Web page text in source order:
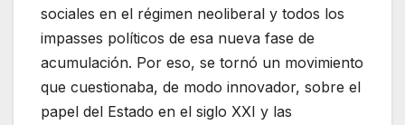
sociales en el régimen neoliberal y todos los
impasses políticos de esa nueva fase de
acumulación. Por eso, se tornó un movimiento
que cuestionaba, de modo innovador, sobre el
papel del Estado en el siglo XXI y las